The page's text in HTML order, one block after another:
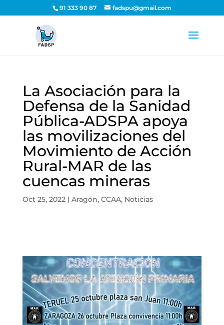
91 333 90 87 fadspu@gmail.com
La Asociación para la
Defensa de la Sanidad
Pública-ADSPA apoya
las movilizaciones del
Movimiento de Acción
Rural-MAR de las
cuencas mineras
Oct 25, 2022| Aragón, CCAA, Noticias